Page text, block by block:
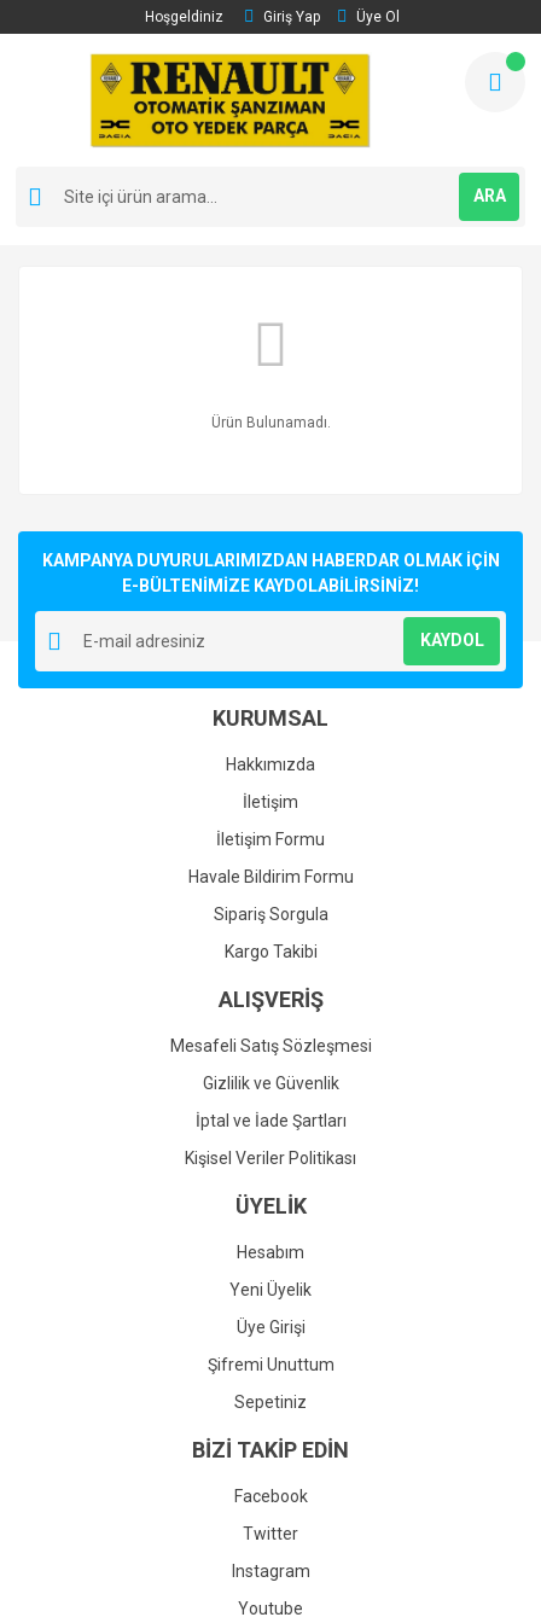
Hoşgeldiniz Giriş Yap Üye Ol
ARA
Ürün Bulunamadı.
KAMPANYA DUYURULARIMIZDAN HABERDAR OLMAK İÇİN
E-BÜLTENİMİZE KAYDOLABİLİRSİNİZ!
KAYDOL
KURUMSAL
Hakkımızda
İletişim
İletişim Formu
Havale Bildirim Formu
Sipariş Sorgula
Kargo Takibi
ALIŞVERİŞ
Mesafeli Satış Sözleşmesi
Gizlilik ve Güvenlik
İptal ve İade Şartları
Kişisel Veriler Politikası
ÜYELİK
Hesabım
Yeni Üyelik
Üye Girişi
Şifremi Unuttum
Sepetiniz
BİZİ TAKİP EDİN
Facebook
Twitter
Instagram
Youtube